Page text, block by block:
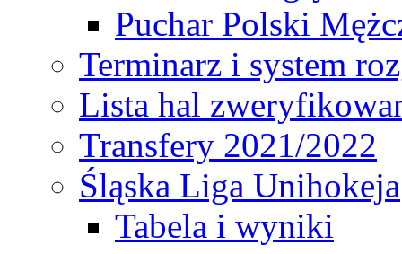
Puchar Polski
Terminarz i system
Lista hal
Transfery 2021/2022
Śląska Liga Unihokeja
Tabela i wyniki